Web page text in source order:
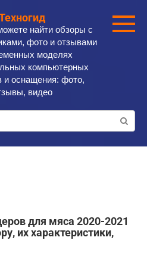
найти обзоры с
фото и отзывами
моделях
компьютерных
и оснащения: фото,
видео
для мяса 2020-2021
их характеристики,